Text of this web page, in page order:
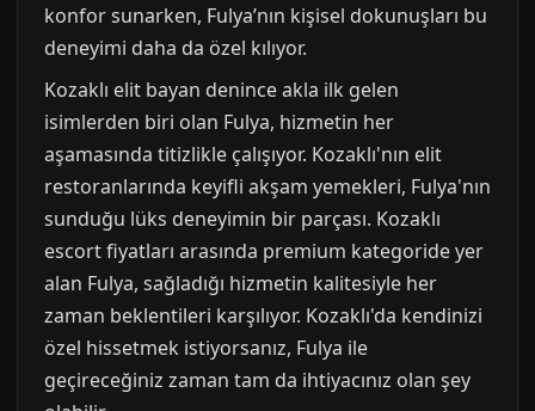
konfor sunarken, Fulya’nın kişisel dokunuşları bu
deneyimi daha da özel kılıyor.
Kozaklı elit bayan denince akla ilk gelen
isimlerden biri olan Fulya, hizmetin her
aşamasında titizlikle çalışıyor. Kozaklı'nın elit
restoranlarında keyifli akşam yemekleri, Fulya'nın
sunduğu lüks deneyimin bir parçası. Kozaklı
escort fiyatları arasında premium kategoride yer
alan Fulya, sağladığı hizmetin kalitesiyle her
zaman beklentileri karşılıyor. Kozaklı'da kendinizi
özel hissetmek istiyorsanız, Fulya ile
geçireceğiniz zaman tam da ihtiyacınız olan şey